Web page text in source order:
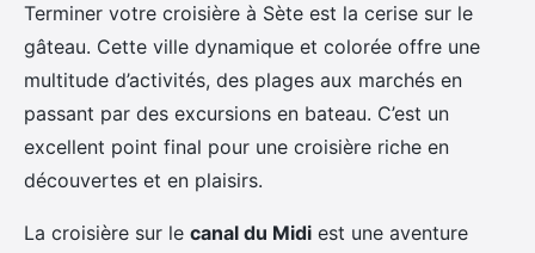
Terminer votre croisière à Sète est la cerise sur le
gâteau. Cette ville dynamique et colorée offre une
multitude d’activités, des plages aux marchés en
passant par des excursions en bateau. C’est un
excellent point final pour une croisière riche en
découvertes et en plaisirs.
La croisière sur le canal du Midi est une aventure